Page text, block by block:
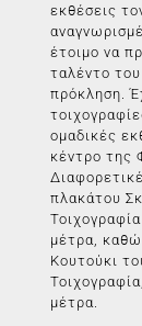
εκθέσεις
έτοιμο να
ταλέντο
πρόκληση.
ομαδικές
κέντρο της
πλακάτου
μέτρα,
Κουτούκι
μέτρα.